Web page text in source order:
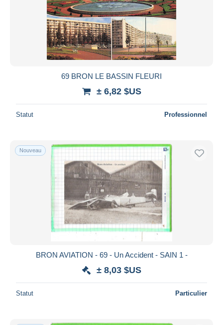
69 BRON LE BASSIN FLEURI
± 6,82 $US
Statut Professionnel
Nouveau
BRON AVIATION - 69 - Un Accident - SAIN 1 -
± 8,03 $US
Statut Particulier